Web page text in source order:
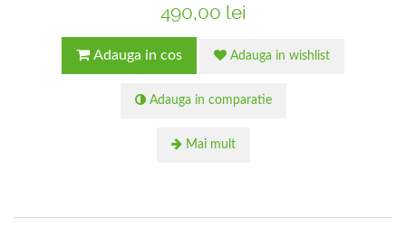
490,00 lei
Adauga in cos Adauga in wishlist
Adauga in comparatie
Mai mult